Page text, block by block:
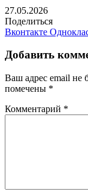
27.05.2026
Поделиться
Вконтакте
Добавить
Ваш адрес email не
помечены *
Комментарий *